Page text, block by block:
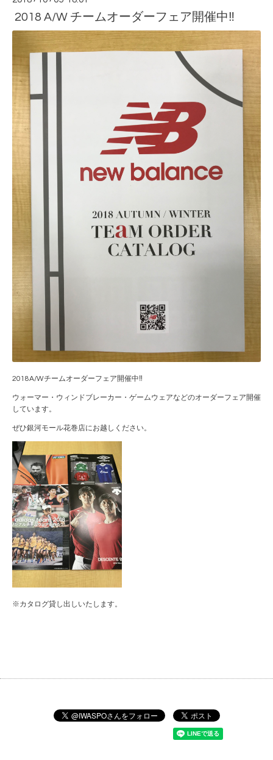
2018 A/W チームオーダーフェア開催中‼
2018A/Wチームオーダーフェア開催中‼
ウォーマー・ウィンドブレーカー・ゲームウェアなどのオーダーフェア開催
しています。
ぜひ銀河モール花巻店にお越しください。
※カタログ貸し出しいたします。